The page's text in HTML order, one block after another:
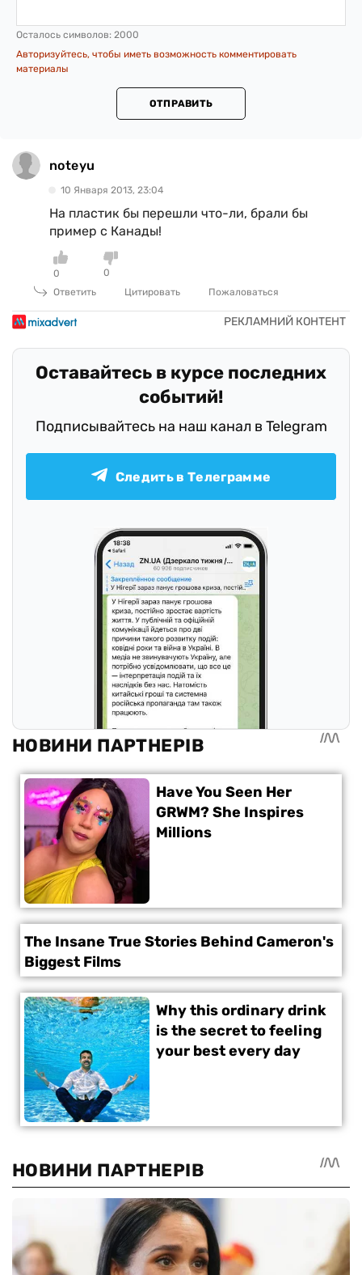
Осталось символов: 2000
Авторизуйтесь, чтобы иметь возможность комментировать
материалы
ОТПРАВИТЬ
noteyu
10 Января 2013, 23:04
На пластик бы перешли что-ли, брали бы
пример с Канады!
0
0
Ответить
Цитировать Пожаловаться
Оставайтесь в курсе последних
событий!
Подписывайтесь на наш канал в Telegram
Следить в Телеграмме